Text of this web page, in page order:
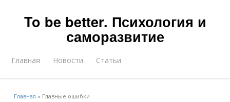
To be better. Психология и
саморазвитие
Главная Новости Статьи
Главная » Главные ошибки